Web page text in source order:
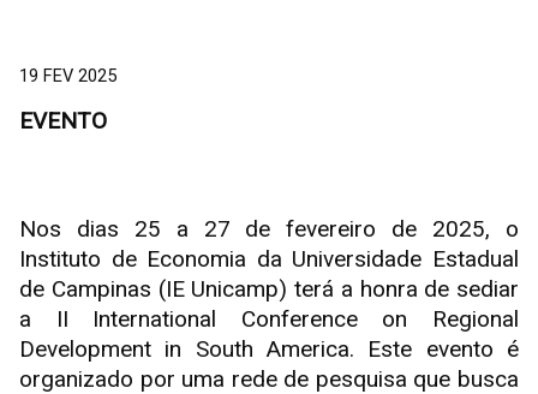
19 FEV 2025
EVENTO
Nos dias 25 a 27 de fevereiro de 2025, o
Instituto de Economia da Universidade Estadual
de Campinas (IE Unicamp) terá a honra de sediar
a II International Conference on Regional
Development in South America. Este evento é
organizado por uma rede de pesquisa que busca